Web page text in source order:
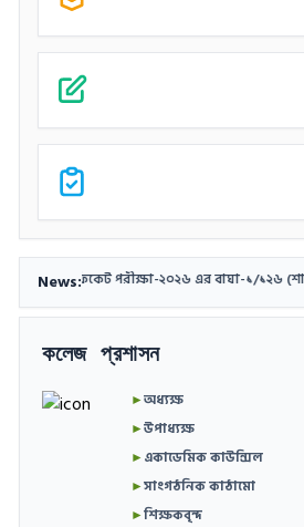
News:
সার্টিফিকেট পরীক্ষা-২০২৬ এর বাঘা-১/১২৬
কলেজ প্রশাসন
►অধ্যক্ষ
►উপাধ্যক্ষ
►একাডেমিক কাউন্সিল
►সাংগঠনিক কাঠামো
►শিক্ষকবৃন্দ